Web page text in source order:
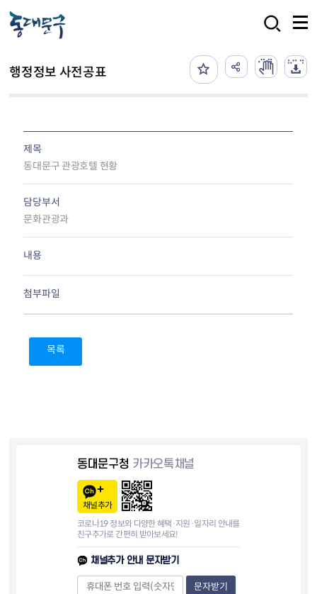
행정정보 사전공표
제목
동대문구 관광호텔 현황
담당부서
문화관광과
내용
첨부파일
목록
동대문구청 카카오톡채널
채널추가
코로나19 정보와 다양한 혜택·지원·일자리 안내를
친구추가로 간편히 받아보세요!
채널추가 안내 문자받기
문자받기